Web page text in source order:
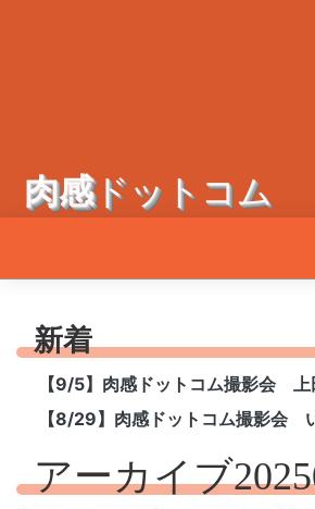
肉感ドットコム
新着
【9/5】肉感ドットコム撮影会 上
【8/29】肉感ドットコム撮影会
アーカイブ